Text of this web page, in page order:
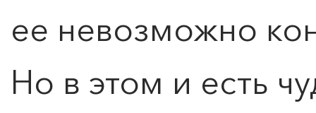
ее невозможно
Но в этом и есть